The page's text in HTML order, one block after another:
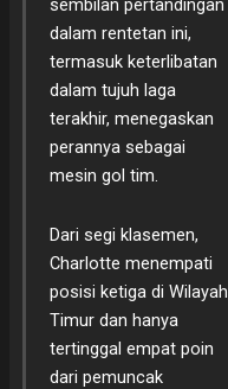
sembilan pertandingan
dalam rentetan ini,
termasuk keterlibatan
dalam tujuh laga
terakhir, menegaskan
perannya sebagai
mesin gol tim.
Dari segi klasemen,
Charlotte menempati
posisi ketiga di Wilayah
Timur dan hanya
tertinggal empat poin
dari pemuncak